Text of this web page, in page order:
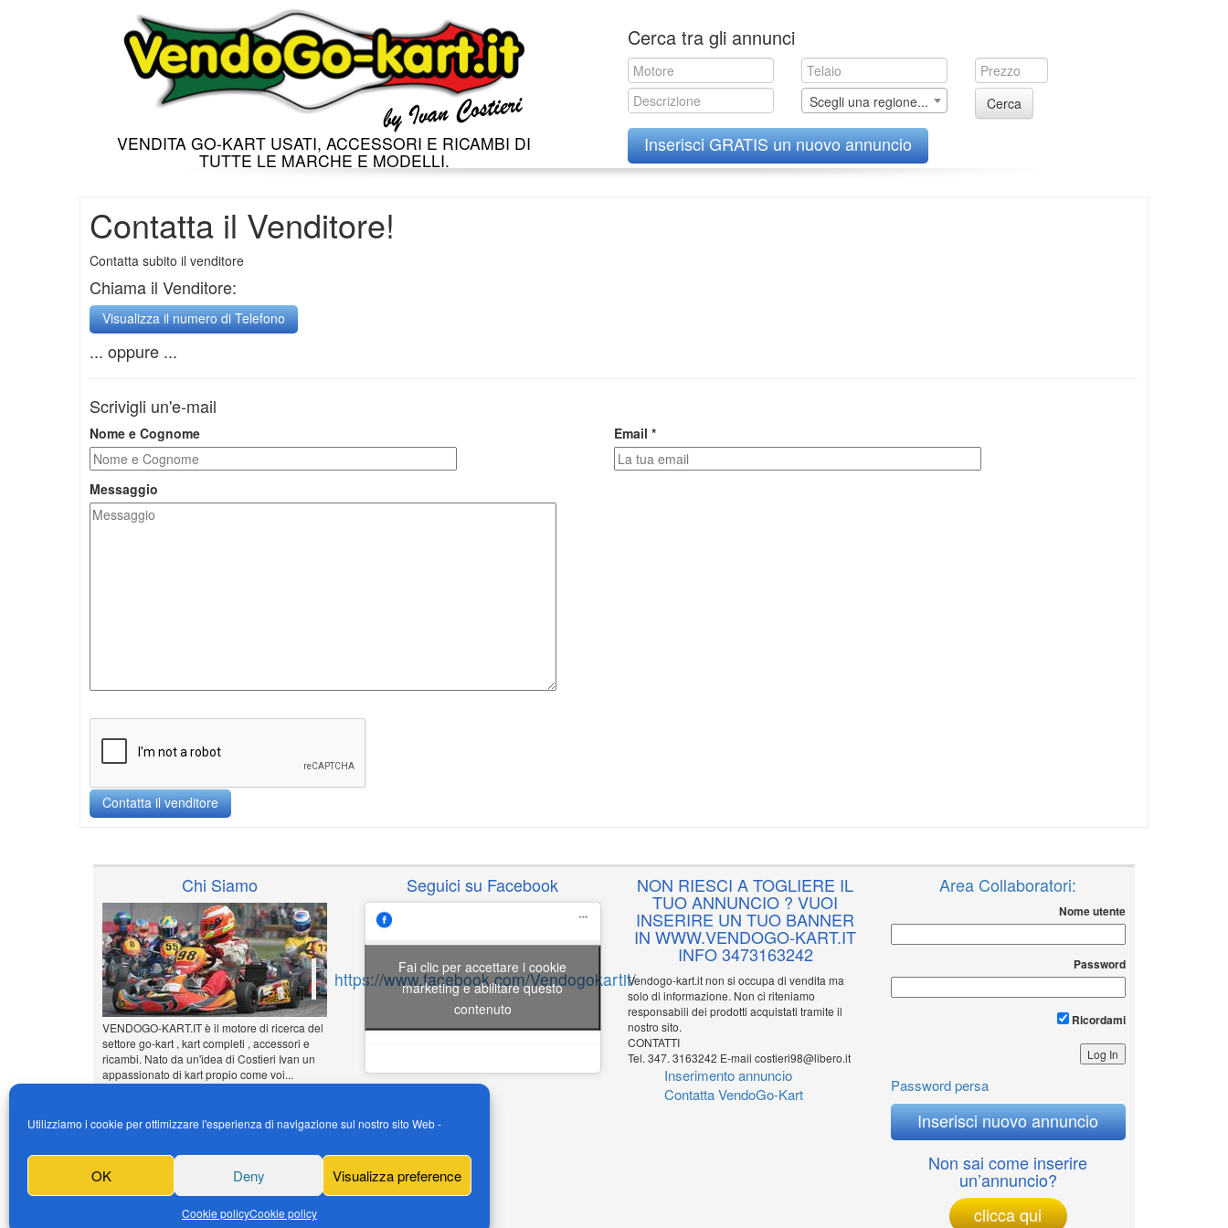
Utilizziamo i cookie per ottimizzare l'esperienza di navigazione sul nostro sito Web -
OK Deny Visualizza preference
Cookie policyCookie policy
VENDITA GO-KART USATI, ACCESSORI E RICAMBI DI
TUTTE LE MARCHE E MODELLI.
to
content
Cerca tra gli annunci
Scegli una regione... Cerca
Inserisci GRATIS un nuovo annuncio
Contatta il Venditore!
Contatta subito il venditore
Chiama il Venditore:
... oppure ...
Scrivigli un'e-mail
Nome e Cognome Email *
Messaggio
Chi Siamo
VENDOGO-KART.IT è il motore di ricerca del
settore go-kart , kart completi , accessori e
ricambi. Nato da un'idea di Costieri Ivan un
appassionato di kart propio come voi...
Inserisci il tuo annuncio
News
Seguici su Facebook
https://www.facebook.com/Vendogokartit/
Fai clic per accettare i cookie
marketing e abilitare questo
contenuto
NON RIESCI A TOGLIERE IL
TUO ANNUNCIO ? VUOI
INSERIRE UN TUO BANNER
IN WWW.VENDOGO-KART.IT
INFO 3473163242
Vendogo-kart.it non si occupa di vendita ma
solo di informazione. Non ci riteniamo
responsabili dei prodotti acquistati tramite il
nostro sito.
CONTATTI
Tel. 347. 3163242 E-mail costieri98@libero.it
Inserimento annuncio
Contatta VendoGo-Kart
Area Collaboratori:
Nome utente
Password
Ricordami
Password persa
Inserisci nuovo annuncio
Non sai come inserire
un’annuncio?
clicca qui